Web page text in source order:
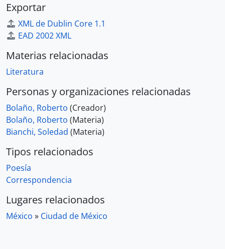
Exportar
XML de Dublin Core 1.1
EAD 2002 XML
Materias relacionadas
Literatura
Personas y organizaciones relacionadas
Bolaño, Roberto (Creador)
Bolaño, Roberto (Materia)
Bianchi, Soledad (Materia)
Tipos relacionados
Poesía
Correspondencia
Lugares relacionados
México » Ciudad de México